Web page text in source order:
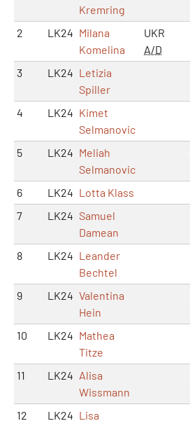
Kremring
2 LK24 Milana
Komelina
UKR
A/D
3 LK24 Letizia
Spiller
4 LK24 Kimet
Selmanovic
5 LK24 Meliah
Selmanovic
6 LK24 Lotta Klass
7
LK24 Samuel
Damean
8 LK24 Leander
Bechtel
9 LK24 Valentina
Hein
10 LK24 Mathea
Titze
11 LK24 Alisa
Wissmann
12 LK24 Lisa